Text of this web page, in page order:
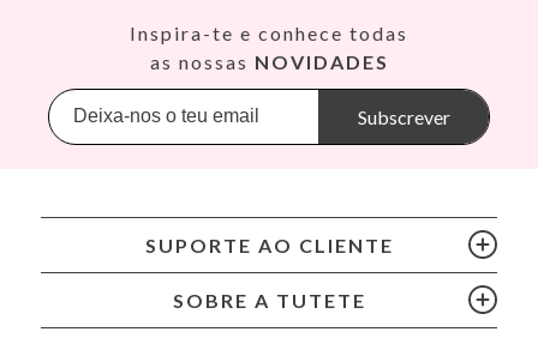
dpd@tutete.com
Banwood
BIBS
Inspira-te e conhece todas
as nossas NOVIDADES
Subscrever
SUPORTE AO CLIENTE
SOBRE A TUTETE